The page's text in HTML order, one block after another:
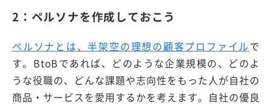
2：ペルソナを作成しておこう
ペルソナとは、半架空の理想の顧客プロファイルで
す。BtoBであれば、どのような企業規模の、どのよ
うな役職の、どんな課題や志向性をもった人が自社の
商品・サービスを愛用するかを考えます。自社の優良